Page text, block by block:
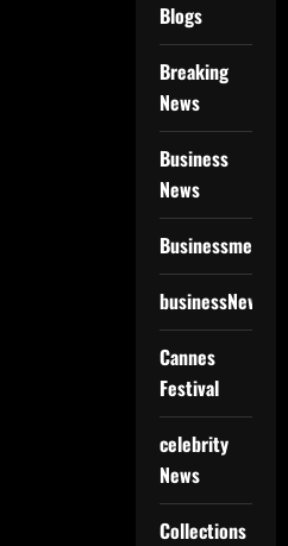
Blogs
Breaking
News
Business
News
Businessmen
businessNews
Cannes
Festival
celebrity
News
Collections